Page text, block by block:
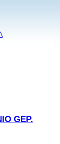
GEP.